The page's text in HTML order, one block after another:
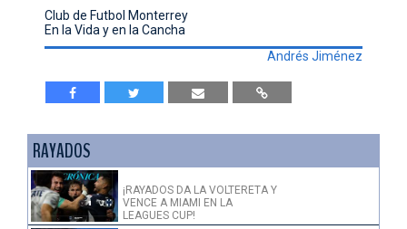
Club de Futbol Monterrey
En la Vida y en la Cancha
Andrés Jiménez
RAYADOS
¡RAYADOS DA LA VOLTERETA Y
VENCE A MIAMI EN LA
LEAGUES CUP!